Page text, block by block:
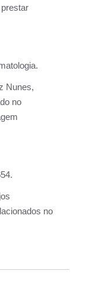
Nunes,
no
no